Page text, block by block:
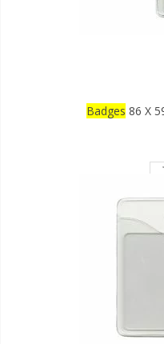
Badges 86 X